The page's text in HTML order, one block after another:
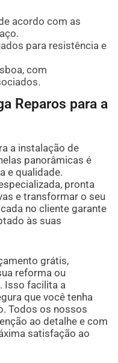
acordo com as
para resistência e
com
Reparos para a
a instalação de
panorâmicas é
e qualidade.
pronta
e transformar o seu
no cliente garante
às suas
grátis,
reforma ou
Isso facilita a
que você tenha
Todos os nossos
ao detalhe e com
satisfação ao